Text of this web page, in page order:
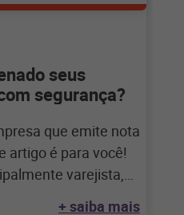
seus
segurança?
que emite nota
artigo é para você!
varejista,
+ saiba mais